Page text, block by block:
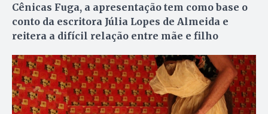
Cênicas Fuga, a apresentação tem como base o
conto da escritora Júlia Lopes de Almeida e
reitera a difícil relação entre mãe e filho